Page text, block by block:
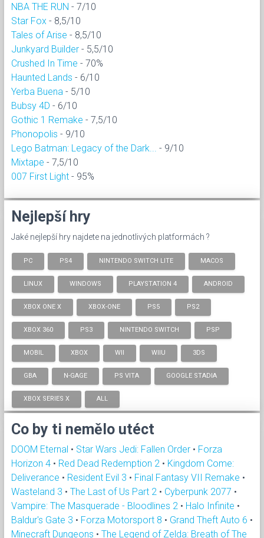
NBA THE RUN - 7/10
Star Fox - 8,5/10
Tales of Arise - 8,5/10
Junkyard Builder - 5,5/10
Crushed In Time - 70%
Haunted Lands - 6/10
Yerba Buena - 5/10
Bubsy 4D - 6/10
Gothic 1 Remake - 7,5/10
Phonopolis - 9/10
Lego Batman: Legacy of the Dark...
- 9/10
Mixtape - 7,5/10
007 First Light - 95%
Nejlepší hry
Jaké nejlepší hry najdete na jednotlivých platformách ?
PC PS4 NINTENDO SWITCH LITE MACOS
LINUX WINDOWS PLAYSTATION 4 ANDROID
XBOX ONE X XBOX-ONE PS5 PS2
XBOX 360 PS3 NINTENDO SWITCH PSP
MOBIL XBOX WII WIIU 3DS
GBA N-GAGE PS VITA GOOGLE STADIA
XBOX SERIES X ALL
Co by ti nemělo utéct
DOOM Eternal • Star Wars Jedi: Fallen Order • Forza
Horizon 4 • Red Dead Redemption 2 • Kingdom Come:
Deliverance • Resident Evil 3 • Final Fantasy VII Remake •
Wasteland 3 • The Last of Us Part 2 • Cyberpunk 2077 •
Vampire: The Masquerade - Bloodlines 2 • Halo Infinite •
Baldur's Gate 3 • Forza Motorsport 8 • Grand Theft Auto 6 •
Minecraft Dungeons • The Legend of Zelda: Breath of The